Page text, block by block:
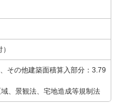
その他建築面積算入部分：3.79
、景観法、宅地造成等規制法